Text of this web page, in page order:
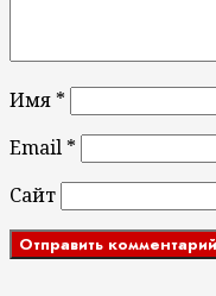
Имя *
Email *
Сайт